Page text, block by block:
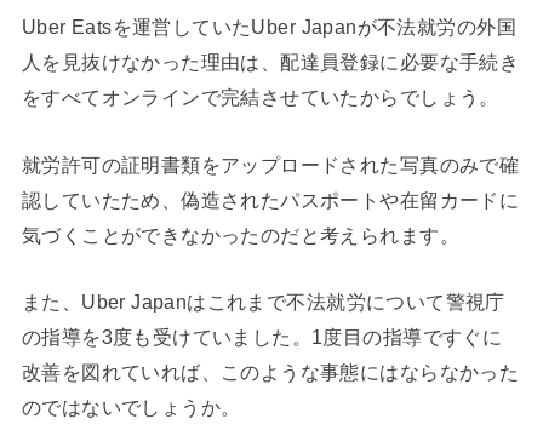
Uber Eatsを運営していたUber Japanが不法就労の外国
人を見抜けなかった理由は、配達員登録に必要な手続き
をすべてオンラインで完結させていたからでしょう。
就労許可の証明書類をアップロードされた写真のみで確
認していたため、偽造されたパスポートや在留カードに
気づくことができなかったのだと考えられます。
また、Uber Japanはこれまで不法就労について警視庁
の指導を3度も受けていました。1度目の指導ですぐに
改善を図れていれば、このような事態にはならなかった
のではないでしょうか。